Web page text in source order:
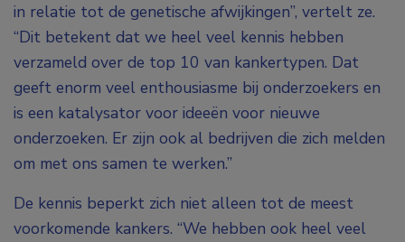
in relatie tot de genetische afwijkingen”, vertelt ze.
“Dit betekent dat we heel veel kennis hebben
verzameld over de top 10 van kankertypen. Dat
geeft enorm veel enthousiasme bij onderzoekers en
is een katalysator voor ideeën voor nieuwe
onderzoeken. Er zijn ook al bedrijven die zich melden
om met ons samen te werken.”
De kennis beperkt zich niet alleen tot de meest
voorkomende kankers. “We hebben ook heel veel